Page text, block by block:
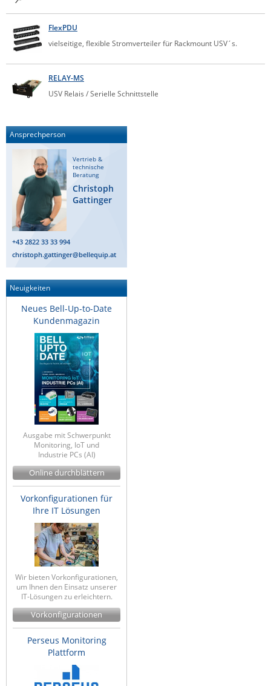
FlexPDU
vielseitige, flexible Stromverteiler für Rackmount USV´s.
RELAY-MS
USV Relais / Serielle Schnittstelle
Ansprechperson
Vertrieb &
technische
Beratung
Christoph
Gattinger
+43 2822 33 33 994
christoph.gattinger@bellequip.at
Neuigkeiten
Neues Bell-Up-to-Date
Kundenmagazin
Ausgabe mit Schwerpunkt
Monitoring, IoT und
Industrie PCs (AI)
Online durchblättern
Vorkonfigurationen für
Ihre IT Lösungen
Wir bieten Vorkonfigurationen,
um Ihnen den Einsatz unserer
IT-Lösungen zu erleichtern.
Vorkonfigurationen
Perseus Monitoring
Plattform